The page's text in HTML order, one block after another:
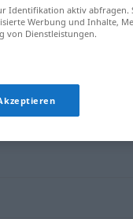
Identifikation aktiv abfragen.
Werbung und Inhalte,
von Dienstleistungen.